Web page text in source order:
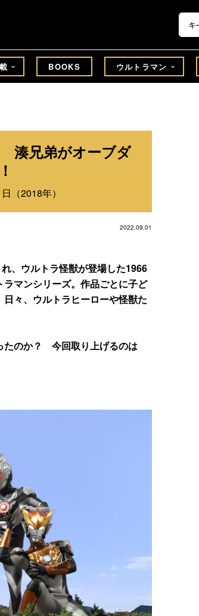
BOOKS ウルトラマン
湊兄弟がオーブダ
（2018年）
2022.09.01
、ウルトラ怪獣が登場した1966
マンシリーズ。作品ごとに子ど
々、ウルトラヒーローや怪獣た
たのか？ 今回取り上げるのは